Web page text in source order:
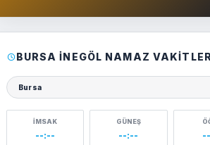
BURSA İNEGÖL NAMAZ
Şehir seçin
İMSAK
--:--
GÜNEŞ
--:--